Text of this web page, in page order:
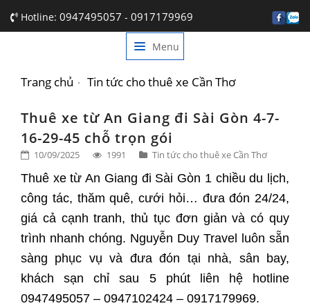
Hotline: 0947495057 - 0917179969
Menu
GIỚI THIỆU
DỊCH VỤ
BẢNG GIÁ
TIN TỨC
LIÊN HỆ
Trang chủ Tin tức cho thuê xe Cần Thơ
Thuê xe từ An Giang đi Sài Gòn 4-7-
16-29-45 chỗ trọn gói
10/09/2025 1991 Tin tức cho thuê xe Cần Thơ
Thuê xe từ An Giang đi Sài Gòn 1 chiều du lịch,
công tác, thăm quê, cưới hỏi… đưa đón 24/24,
giá cả cạnh tranh, thủ tục đơn giản và có quy
trình nhanh chóng. Nguyễn Duy Travel luôn sẵn
sàng phục vụ và đưa đón tại nhà, sân bay,
khách sạn chỉ sau 5 phút liên hệ hotline
0947495057 – 0947102424 – 0917179969.